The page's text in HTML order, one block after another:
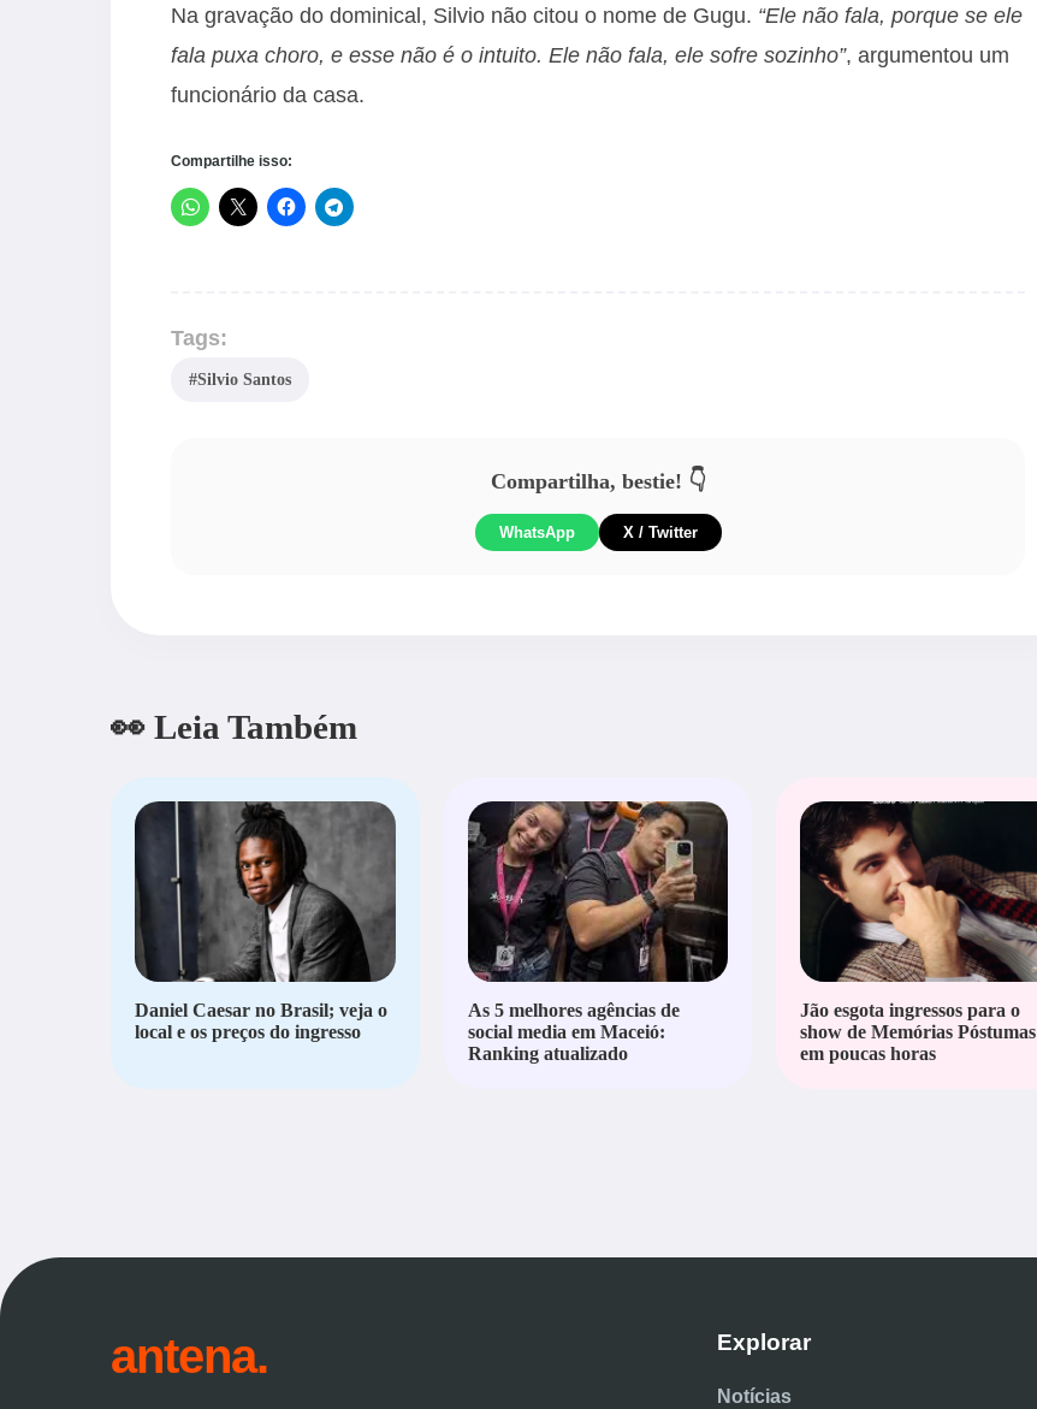
Na gravação do dominical, Silvio não citou o nome de Gugu. “Ele não fala, porque se ele
fala puxa choro, e esse não é o intuito. Ele não fala, ele sofre sozinho”, argumentou um
funcionário da casa.
Compartilhe isso:
Tags:
#Silvio Santos
Compartilha, bestie! 👇
WhatsApp X / Twitter
👀 Leia Também
Daniel Caesar no Brasil; veja o
local e os preços do ingresso
As 5 melhores agências de
social media em Maceió:
Ranking atualizado
Jão esgota ingressos para o
show de Memórias Póstumas
em poucas horas
antena. Explorar
Notícias